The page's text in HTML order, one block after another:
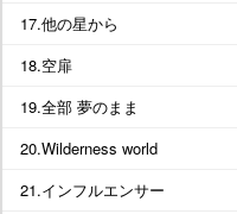
17.他の星から
18.空扉
19.全部 夢のまま
20.Wilderness world
21.インフルエンサー